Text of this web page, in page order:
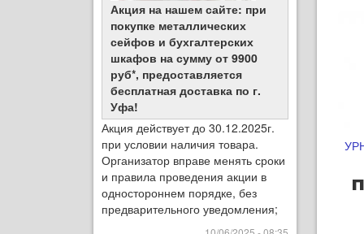
Акция на нашем сайте: при
покупке металлических
сейфов и бухгалтерских
шкафов на сумму от 9900
руб*, предоставляется
бесплатная доставка по г.
Уфа!
Акция действует до 30.12.2025г.
при условии наличия товара.
Организатор вправе менять сроки
и правила проведения акции в
одностороннем порядке, без
предварительного уведомления;